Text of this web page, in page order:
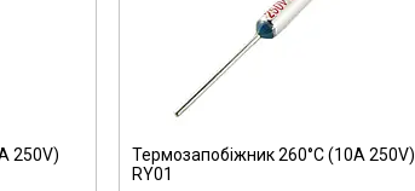
250V)
Термозапобіжник 260°C (10А 250V)
RY01